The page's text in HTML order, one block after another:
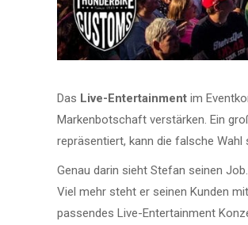
Das Live-Entertainment im
Markenbotschaft verstärken. Ein
repräsentiert, kann die falsche
Genau darin sieht Stefan seinen
Viel mehr steht er seinen Kunden
passendes Live-Entertainment